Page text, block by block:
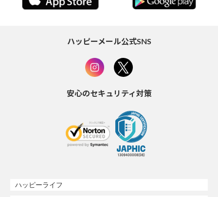
ハッピーメール公式SNS
安心のセキュリティ対策
ハッピーライフ